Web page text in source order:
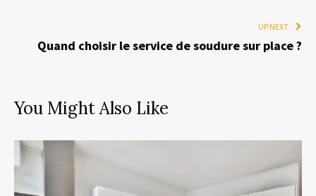
UP NEXT
Quand choisir le service de soudure sur place ?
You Might Also Like